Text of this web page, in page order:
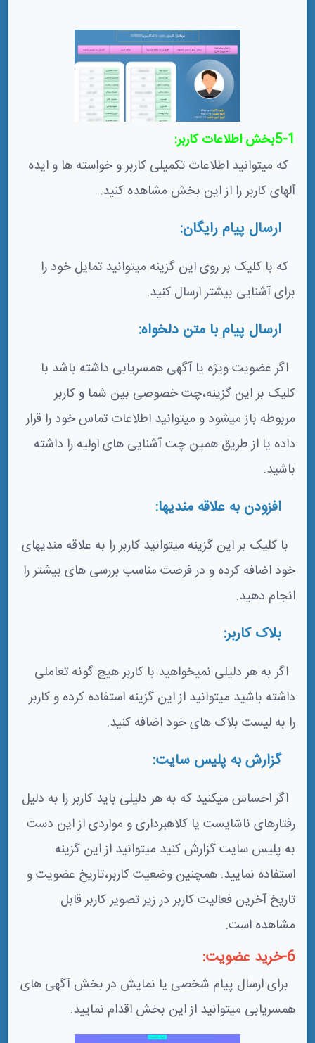
5-1بخش اطلاعات کاربر:
که میتوانید اطلاعات تکمیلی کاربر و خواسته ها و ایده
آلهای کاربر را از این بخش مشاهده کنید.
ارسال پیام رایگان:
که با کلیک بر روی این گزینه میتوانید تمایل خود را
برای آشنایی بیشتر ارسال کنید.
ارسال پیام با متن دلخواه:
اگر عضویت ویژه یا آگهی همسریابی داشته باشد با
کلیک بر این گزینه،چت خصوصی بین شما و کاربر
مربوطه باز میشود و میتوانید اطلاعات تماس خود را قرار
داده یا از طریق همین چت آشنایی های اولیه را داشته
باشید.
افزودن به علاقه مندیها:
با کلیک بر این گزینه میتوانید کاربر را به علاقه مندیهای
خود اضافه کرده و در فرصت مناسب بررسی های بیشتر را
انجام دهید.
بلاک کاربر:
اگر به هر دلیلی نمیخواهید با کاربر هیچ گونه تعاملی
داشته باشید میتوانید از این گزینه استفاده کرده و کاربر
را به لیست بلاک های خود اضافه کنید.
گزارش به پلیس سایت:
اگر احساس میکنید که به هر دلیلی باید کاربر را به دلیل
رفتارهای ناشایست یا کلاهبرداری و مواردی از این دست
به پلیس سایت گزارش کنید میتوانید از این گزینه
استفاده نمایید. همچنین وضعیت کاربر،تاریخ عضویت و
تاریخ آخرین فعالیت کاربر در زیر تصویر کاربر قابل
مشاهده است.
6-خرید عضویت:
برای ارسال پیام شخصی یا نمایش در بخش آگهی های
همسریابی میتوانید از این بخش اقدام نمایید.